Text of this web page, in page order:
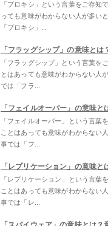
「プロキシ」という言葉をご存知
っても意味がわからない人が多い
「プロキシ」...
「フラッグシップ」の意味とは
「フラッグシップ」という言葉を
とはあっても意味がわからない人
では「フラ...
「フェイルオーバー」の意味と
「フェイルオーバー」という言葉
ことはあっても意味がわからない
事では「フ...
「レプリケーション」の意味と
「レプリケーション」という言葉
ことはあっても意味がわからない
事では「レ...